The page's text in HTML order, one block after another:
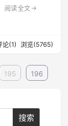
阅读全文→
论(1) 浏览(5765)
195 196